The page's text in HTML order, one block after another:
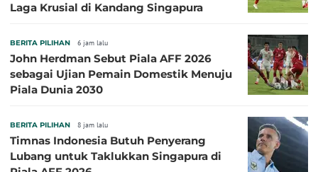
Laga Krusial di Kandang Singapura
BERITA PILIHAN 6 jam lalu
John Herdman Sebut Piala AFF 2026
sebagai Ujian Pemain Domestik Menuju
Piala Dunia 2030
BERITA PILIHAN 8 jam lalu
Timnas Indonesia Butuh Penyerang
Lubang untuk Taklukkan Singapura di